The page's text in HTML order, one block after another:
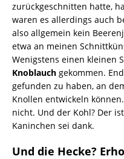
zurückgeschnitten hatte,
waren es allerdings auch
also allgemein kein
etwa an meinen
Wenigstens einen kleinen
Knoblauch gekommen.
gefunden zu haben, an
Knollen entwickeln
nicht. Und der Kohl? Der
Kaninchen sei dank.
Und die Hecke?